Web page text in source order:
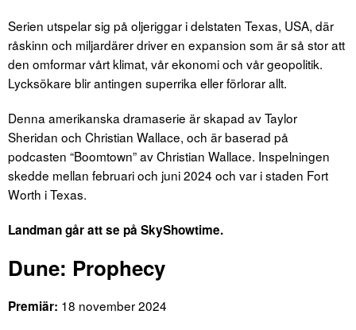
Serien utspelar sig på oljeriggar i delstaten Texas, USA, där
råskinn och miljardärer driver en expansion som är så stor att
den omformar vårt klimat, vår ekonomi och vår geopolitik.
Lycksökare blir antingen superrika eller förlorar allt.
Denna amerikanska dramaserie är skapad av Taylor
Sheridan och Christian Wallace, och är baserad på
podcasten “Boomtown” av Christian Wallace. Inspelningen
skedde mellan februari och juni 2024 och var i staden Fort
Worth i Texas.
Landman går att se på SkyShowtime.
Dune: Prophecy
Premiär: 18 november 2024